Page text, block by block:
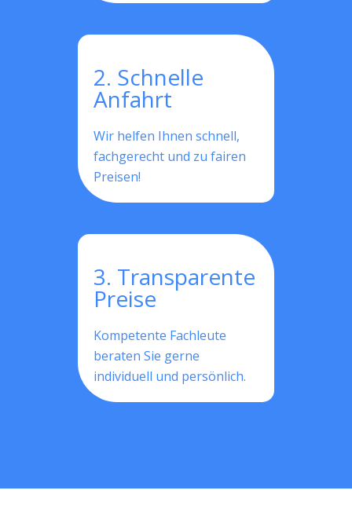
2. Schnelle
Anfahrt
Wir helfen Ihnen schnell,
fachgerecht und zu fairen
Preisen!
3. Transparente
Preise
Kompetente Fachleute
beraten Sie gerne
individuell und persönlich.